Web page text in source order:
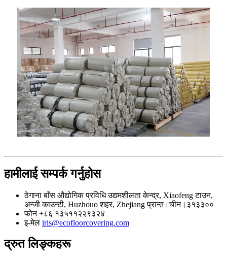
हामीलाई सम्पर्क गर्नुहोस
ठेगाना बाँस औद्योगिक प्रविधि उद्यमशीलता केन्द्र, Xiaofeng टाउन,
अन्जी काउन्टी, Huzhouo शहर, Zhejiang प्रान्त।चीन।३१३३००
फोन +८६ १३५११२२९३२४
इ-मेल iris@ecofloorcovering.com
द्रुत लिङ्कहरू